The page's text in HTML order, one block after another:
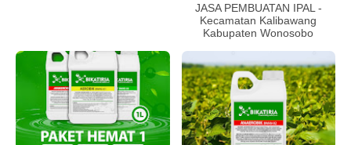
JASA PEMBUATAN IPAL -
Kecamatan Kalibawang
Kabupaten Wonosobo